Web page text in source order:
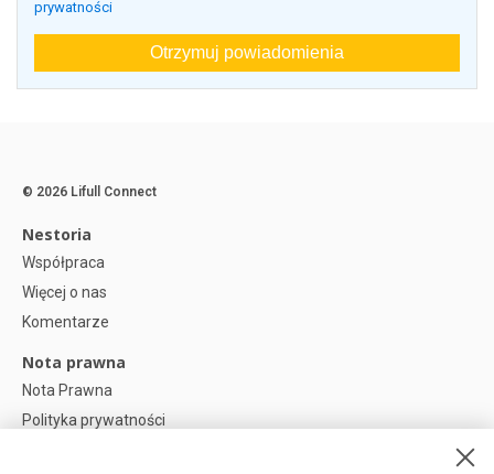
prywatności
Otrzymuj powiadomienia
© 2026 Lifull Connect
Nestoria
Współpraca
Więcej o nas
Komentarze
Nota prawna
Nota Prawna
Polityka prywatności